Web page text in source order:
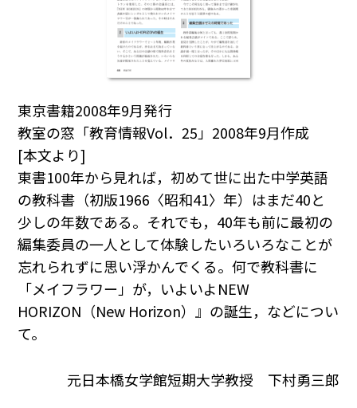
東京書籍2008年9月発行
教室の窓「教育情報Vol．25」2008年9月作成
[本文より]
東書100年から見れば，初めて世に出た中学英語
の教科書（初版1966〈昭和41〉年）はまだ40と
少しの年数である。それでも，40年も前に最初の
編集委員の一人として体験したいろいろなことが
忘れられずに思い浮かんでくる。何で教科書に
「メイフラワー」が，いよいよNEW
HORIZON（New Horizon）』の誕生，などについ
て。
元日本橋女学館短期大学教授 下村勇三郎